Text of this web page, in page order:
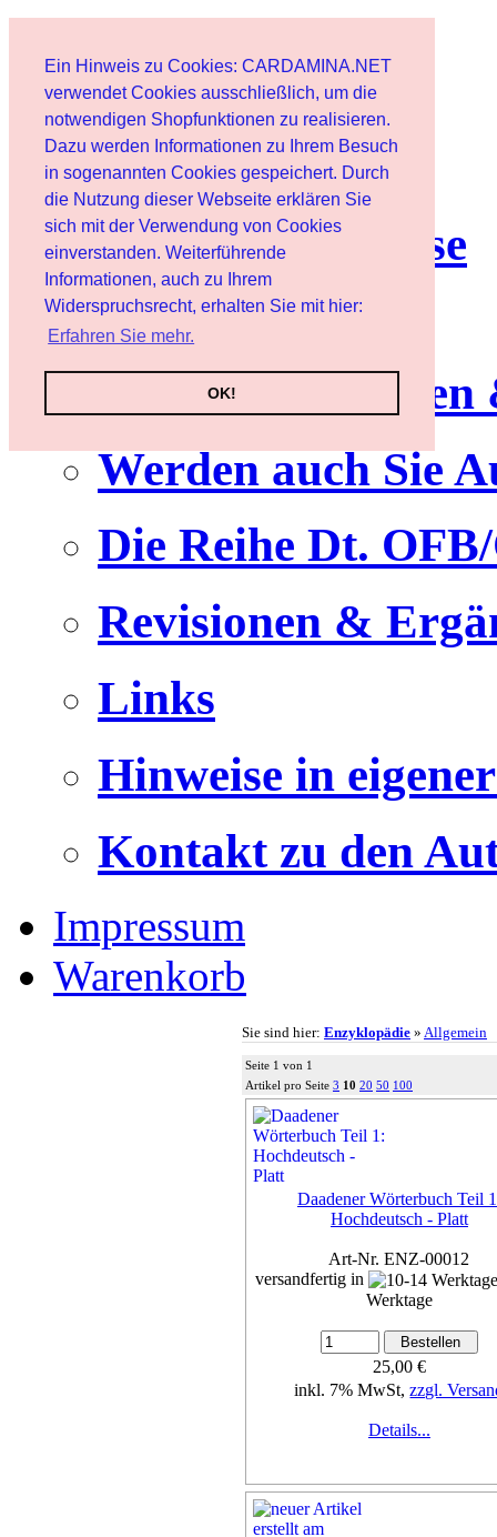
Ein Hinweis zu Cookies: CARDAMINA.NET
verwendet Cookies ausschließlich, um die
notwendigen Shopfunktionen zu realisieren.
Dazu werden Informationen zu Ihrem Besuch
in sogenannten Cookies gespeichert. Durch
die Nutzung dieser Webseite erklären Sie
sich mit der Verwendung von Cookies
einverstanden. Weiterführende
Informationen, auch zu Ihrem
Widerspruchsrecht, erhalten Sie mit hier:
Erfahren Sie mehr.
OK!
Benutzer
Newsletter
Nutzungshinweise
Service
Werden auch Sie
Die Reihe Dt.
Revisionen &
Links
Hinweise in
Kontakt zu den
Impressum
Warenkorb
Sie sind hier: Enzyklopädie » Allgemein
Seite 1 von 1
Artikel pro Seite 3 10 20 50 100
Daadener Wörterbuch Teil
Hochdeutsch - Platt
Art-Nr. ENZ-00012
versandfertig in
Werktage
25,00 €
inkl. 7% MwSt,zzgl.
Details...